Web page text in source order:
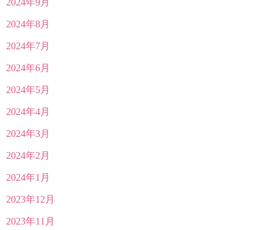
2024年8月
2024年7月
2024年6月
2024年5月
2024年4月
2024年3月
2024年2月
2024年1月
2023年12月
2023年11月